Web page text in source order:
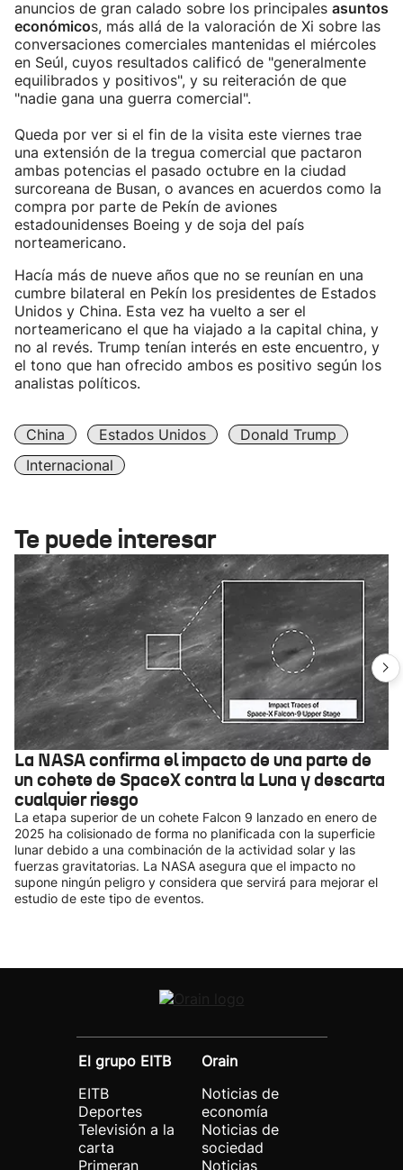
anuncios de gran calado sobre los principales asuntos
económicos, más allá de la valoración de Xi sobre las
conversaciones comerciales mantenidas el miércoles
en Seúl, cuyos resultados calificó de "generalmente
equilibrados y positivos", y su reiteración de que
"nadie gana una guerra comercial".
Queda por ver si el fin de la visita este viernes trae
una extensión de la tregua comercial que pactaron
ambas potencias el pasado octubre en la ciudad
surcoreana de Busan, o avances en acuerdos como la
compra por parte de Pekín de aviones
estadounidenses Boeing y de soja del país
norteamericano.
Hacía más de nueve años que no se reunían en una
cumbre bilateral en Pekín los presidentes de Estados
Unidos y China. Esta vez ha vuelto a ser el
norteamericano el que ha viajado a la capital china, y
no al revés. Trump tenían interés en este encuentro, y
el tono que han ofrecido ambos es positivo según los
analistas políticos.
China Estados Unidos
Donald Trump
Internacional
Te puede interesar
La NASA confirma el impacto de una parte de
un cohete de SpaceX contra la Luna y descarta
cualquier riesgo
La etapa superior de un cohete Falcon 9 lanzado en enero de
2025 ha colisionado de forma no planificada con la superficie
lunar debido a una combinación de la actividad solar y las
fuerzas gravitatorias. La NASA asegura que el impacto no
supone ningún peligro y considera que servirá para mejorar el
estudio de este tipo de eventos.
El grupo EITB
EITB
Deportes
Televisión a la
carta
Primeran
Orain
Noticias de
economía
Noticias de
sociedad
Noticias